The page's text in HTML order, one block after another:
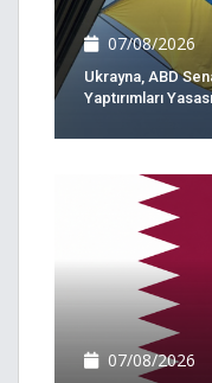
07/08/2026
Ukrayna, ABD
Yaptırımları
07/08/2026